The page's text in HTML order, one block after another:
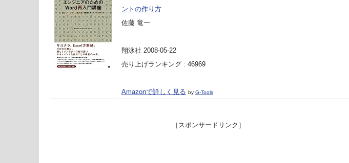
ントの作り方
佐藤 竜一
翔泳社 2008-05-22
売り上げランキング : 46969
Amazonで詳しく見る by G-Tools
［スポンサードリンク］